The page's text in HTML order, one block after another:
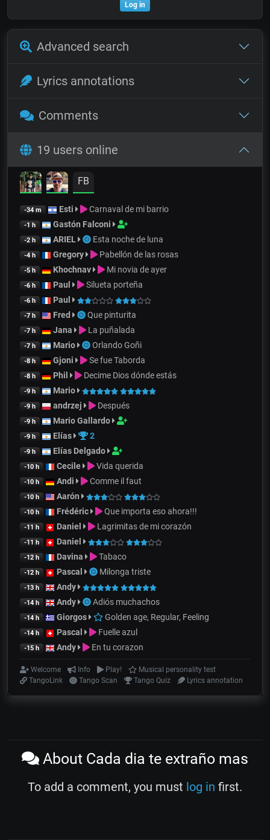
Log in
Advanced search
Lyrics annotations
Comments
19 users online
FB
-34 m Esti Carnaval de mi barrio
-1 h Gastón Falconi
-2 h ARIEL Esta noche de luna
-4 h Gregory Pabellón de las rosas
-5 h Khochnav Mi novia de ayer
-6 h Paul Silueta porteña
-6 h Paul
-7 h Fred Que pinturita
-7 h Jana La puñalada
-7 h Mario Orlando Goñi
-8 h Gjoni Se fue Taborda
-8 h Phil Decime Dios dónde estás
-9 h Mario
-9 h andrzej Después
-9 h Mario Gallardo
-9 h Elías 2
-9 h Elías Delgado
-10 h Cecile Vida querida
-10 h Andi Comme il faut
-10 h Aarón
-10 h Frédéric Que importa eso ahora!!!
-11 h Daniel Lagrimitas de mi corazón
-11 h Daniel
-12 h Davina Tabaco
-12 h Pascal Milonga triste
-13 h Andy
-14 h Andy Adiós muchachos
-14 h Giorgos Golden age, Regular, Feeling
-14 h Pascal Fuelle azul
-15 h Andy En tu corazon
Welcome Info Play!
Musical personality test
TangoLink
Tango Scan Tango Quiz Lyrics annotation
About Cada dia te extraño mas
To add a comment, you must log in first.